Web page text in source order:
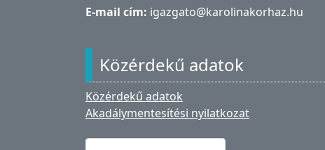
E-mail cím: igazgato@karolinakorhaz.hu
Közérdekű adatok
Közérdekű adatok
Akadálymentesítési nyilatkozat